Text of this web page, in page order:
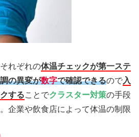
れぞれの体温チェックが第一ステ
の異変が数字で確認できるので入
することでクラスター対策の手段
企業や飲食店によって体温の制限